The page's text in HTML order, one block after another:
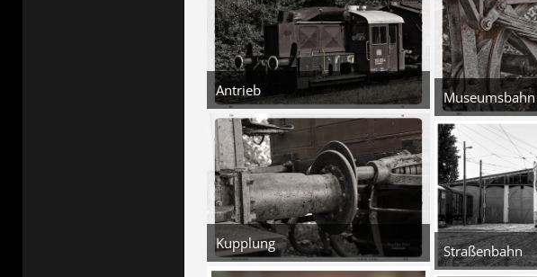
Antrieb
5. August 2026 um 18:31
3
Kupplung
5. August 2026 um 18:30
5.
Straßenbahn